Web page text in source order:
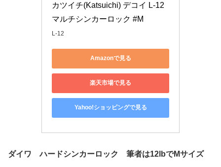
カツイチ(Katsuichi) デコイ L-12
マルチシンカーロック #M
L-12
Amazonで見る
楽天市場で見る
Yahoo!ショッピングで見る
ダイワ ハードシンカーロック 筆者は12lbでMサイズ